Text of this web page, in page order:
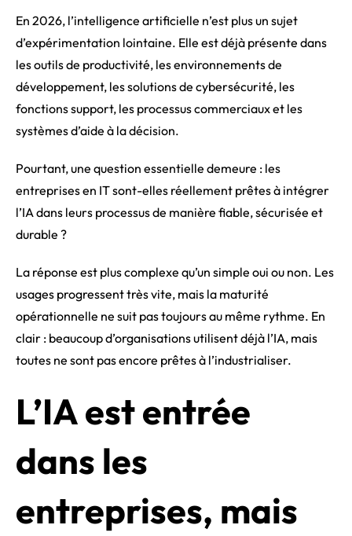
En 2026, l’intelligence artificielle n’est plus un sujet
d’expérimentation lointaine. Elle est déjà présente dans
les outils de productivité, les environnements de
développement, les solutions de cybersécurité, les
fonctions support, les processus commerciaux et les
systèmes d’aide à la décision.
Pourtant, une question essentielle demeure : les
entreprises en IT sont-elles réellement prêtes à intégrer
l’IA dans leurs processus de manière fiable, sécurisée et
durable ?
La réponse est plus complexe qu’un simple oui ou non. Les
usages progressent très vite, mais la maturité
opérationnelle ne suit pas toujours au même rythme. En
clair : beaucoup d’organisations utilisent déjà l’IA, mais
toutes ne sont pas encore prêtes à l’industrialiser.
L’IA est entrée
dans les
entreprises, mais